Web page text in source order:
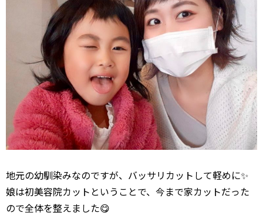
地元の幼馴染みなのですが、バッサリカットして軽めに✨
娘は初美容院カットということで、今まで家カットだった
ので全体を整えました😋